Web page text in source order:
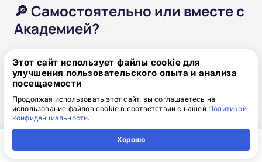
🔎 Самостоятельно или вместе с
Академией?
Понимание приказов
Критерий
Нужно самостоятельно
Самостоятельно
Этот сайт использует файлы cookie для
улучшения пользовательского опыта и анализа
посещаемости
Продолжая использовать этот сайт, вы соглашаетесь на
использование файлов cookie в соответствии с нашей Политикой
конфиденциальности.
Хорошо